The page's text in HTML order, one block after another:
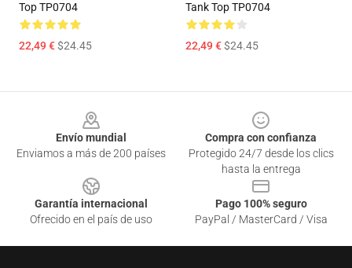
Top TP0704
22,49 €$24.45
Tank Top TP0704
22,49 €$24.45
Envío mundial
Enviamos a más de 200 países
Compra con confianza
Protegido 24/7 desde los clics
hasta la entrega
Garantía internacional
Ofrecido en el país de uso
Pago 100% seguro
PayPal / MasterCard / Visa